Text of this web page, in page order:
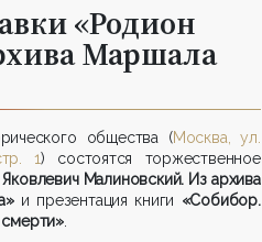
«Родион
Маршала
общества (Москва, ул.
1) состоятся торжественное
Малиновский. Из архива
и презентация книги «Собибор.
смерти».